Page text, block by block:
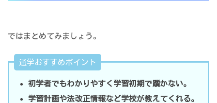
ではまとめてみましょう。
通学おすすめポイント
初学者でもわかりやすく学習初期で躓かない。
学習計画や法改正情報など学校が教えてくれる。